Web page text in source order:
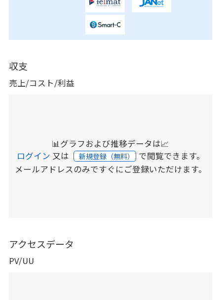
収支
売上/コスト/利益
📊グラフおよび推移データは📈
ログイン 又は 新規登録（無料） で閲覧できます。
メールアドレスのみですぐにご登録いただけます。
アクセスデータ
PV/UU